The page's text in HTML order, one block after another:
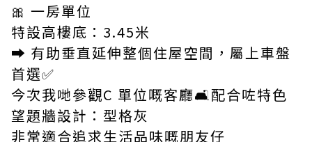
🎀 一房單位
特設高樓底：3.45米
➡️ 有助垂直延伸整個住屋空間，屬上車盤
首選✅
今次我哋參觀C 單位嘅客廳🛋️配合咗特色
望題牆設計：型格灰
非常適合追求生活品味嘅朋友仔